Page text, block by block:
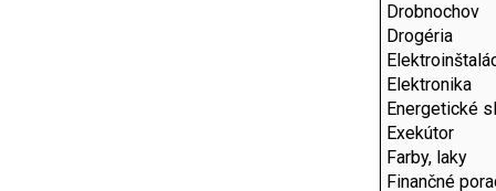
Drobnochov
Drogéria
Elektronika
Energetické
Exekútor
Farby, laky
Finančné